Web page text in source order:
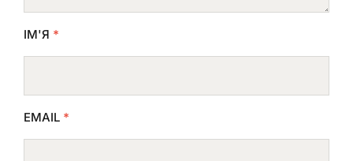
ІМ'Я *
EMAIL *